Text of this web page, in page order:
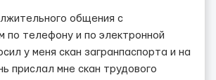
общения с
по телефону и по электронной
у меня скан загранпаспорта и на
прислал мне скан трудового